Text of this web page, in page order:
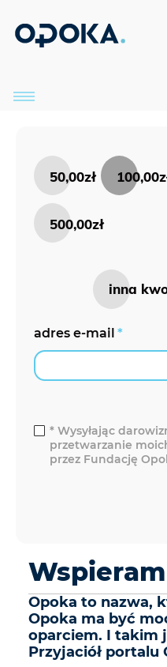
Wspieram
Opoka to nazwa,
Opoka ma być
oparciem. I takim
Przyjaciół portalu
50,00zł
500,00zł
inna
adres e-mail
* Wysyłając
przetwarzanie
przez Fundację